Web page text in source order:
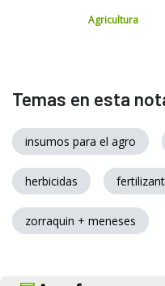
Agricultura
Temas en esta
insumos para el agro
herbicidas
zorraquin + meneses